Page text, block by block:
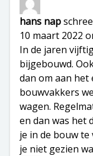
hans nap
10 maart 2022
In de jaren
bijgebouwd.
dan om aan het
bouwvakkers
wagen.
en dan was het
je in de bouw
je niet gezien